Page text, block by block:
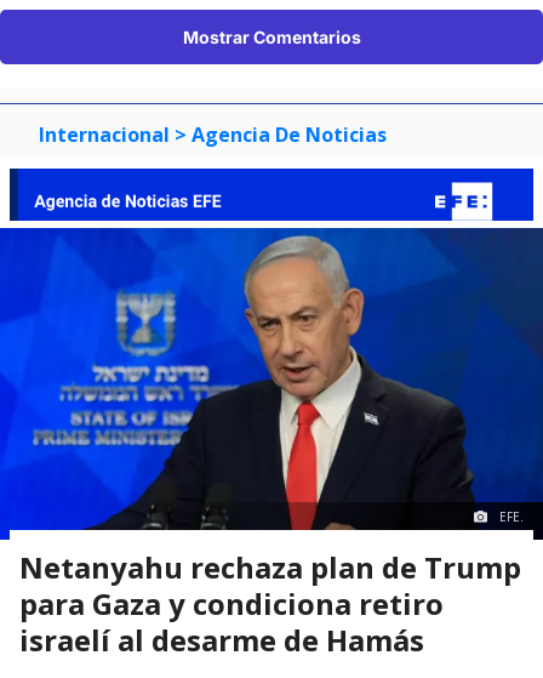
Mostrar Comentarios
Internacional > Agencia De Noticias
EFE.
Netanyahu rechaza plan de Trump
para Gaza y condiciona retiro
israelí al desarme de Hamás